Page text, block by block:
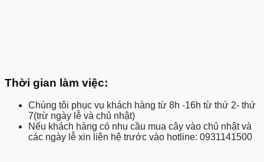
Thời gian làm việc:
Chúng tôi phục vụ khách hàng từ 8h -16h từ thứ 2- thứ
7(trừ ngày lễ và chủ nhật)
Nếu khách hàng có nhu cầu mua cây vào chủ nhật và
các ngày lễ xin liên hệ trước vào hotline: 0931141500